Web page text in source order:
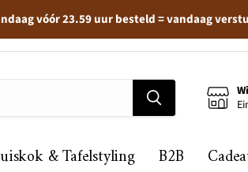
vóór 23.59 uur besteld = vandaag
& Tafelstyling B2B